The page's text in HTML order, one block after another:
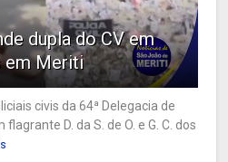
dupla do CV em
em Meriti
civis da 64ª Delegacia de
D. da S. de O. e G. C. dos